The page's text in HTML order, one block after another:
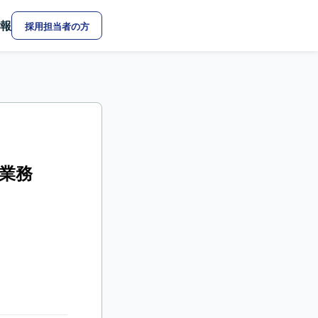
採用担当者の方
務